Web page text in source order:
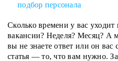
подбор персонала
Сколько времени у вас уходит
вакансии? Неделя? Месяц? А
вы не знаете ответ или он вас
статья — то, что вам нужно.